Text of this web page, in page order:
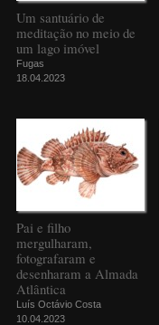
Um santuário de
meditação no meio de
um lago imóvel
Fugas
18.04.2023
Pai e filho
mergulharam,
fotografaram e
desenharam a Almada
Atlântica
Luís Octávio Costa
10.04.2023